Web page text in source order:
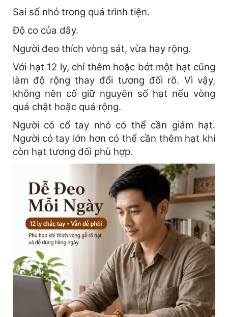
Sai số nhỏ trong quá trình tiện.
Độ co của dây.
Người đeo thích vòng sát, vừa hay rộng.
Với hạt 12 ly, chỉ thêm hoặc bớt một hạt cũng
làm độ rộng thay đổi tương đối rõ. Vì vậy,
không nên cố giữ nguyên số hạt nếu vòng
quá chật hoặc quá rộng.
Người có cổ tay nhỏ có thể cần giảm hạt.
Người có tay lớn hơn có thể cần thêm hạt khi
còn hạt tương đối phù hợp.